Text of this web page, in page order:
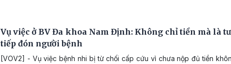
Vụ việc ở BV Đa khoa Nam Định: Không chỉ tiền mà là
tiếp đón người bệnh
[VOV2] - Vụ việc bệnh nhi bị từ chối cấp cứu vì chưa nộp đủ tiền